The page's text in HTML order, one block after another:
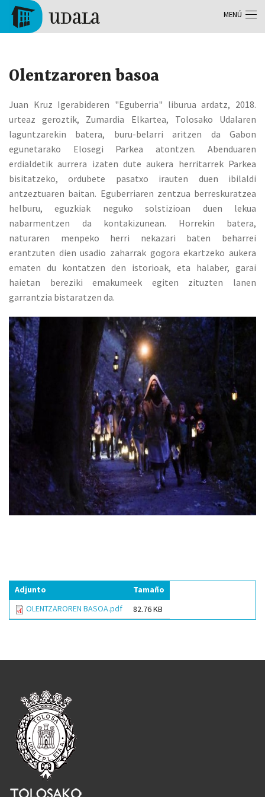
Pasar al contenido principal
Olentzaroren basoa
Juan Kruz Igerabideren "Eguberria" liburua ardatz, 2018.
urteaz geroztik, Zumardia Elkartea, Tolosako Udalaren
laguntzarekin batera, buru-belarri aritzen da Gabon
egunetarako Elosegi Parkea atontzen. Abenduaren
erdialdetik aurrera izaten dute aukera herritarrek Parkea
bisitatzeko, ordubete pasatxo irauten duen ibilaldi
antzeztuaren baitan. Eguberriaren zentzua berreskuratzea
helburu, eguzkiak neguko solstizioan duen lekua
nabarmentzen da kontakizunean. Horrekin batera,
naturaren menpeko herri nekazari baten beharrei
erantzuten dien usadio zaharrak gogora ekartzeko aukera
ematen du kontatzen den istorioak, eta halaber, garai
haietan bereziki emakumeek egiten zituzten lanen
garrantzia bistaratzen da.
Adjunto
Tamaño
OLENTZAROREN BASOA.pdf
82.76 KB
MENÚ